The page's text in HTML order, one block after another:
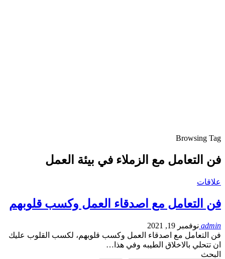
Browsing Tag
فن التعامل مع الزملاء في بيئة العمل
علاقات
فن التعامل مع اصدقاء العمل وكسب قلوبهم
admin نوفمبر 19, 2021
فن التعامل مع اصدقاء العمل وكسب قلوبهم، لكسب القلوب عليك
ان تتحلي بالاخلاق الطيبه وفي هذا…
البحث